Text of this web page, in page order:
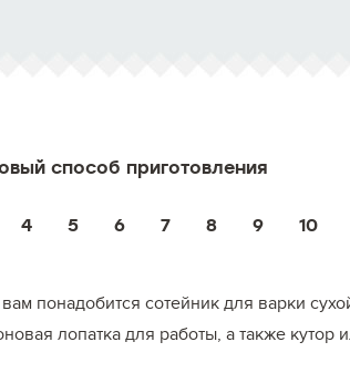
способ приготовления
4 5 6 7 8 9 10
понадобится сотейник для варки
лопатка для работы, а также кутор